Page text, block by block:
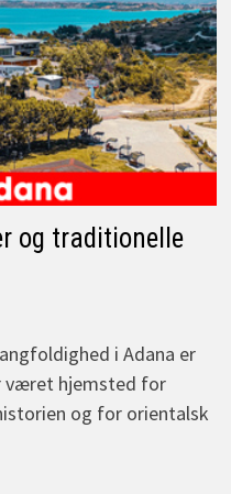
og traditionelle
i Adana er
været hjemsted for
og for orientalsk